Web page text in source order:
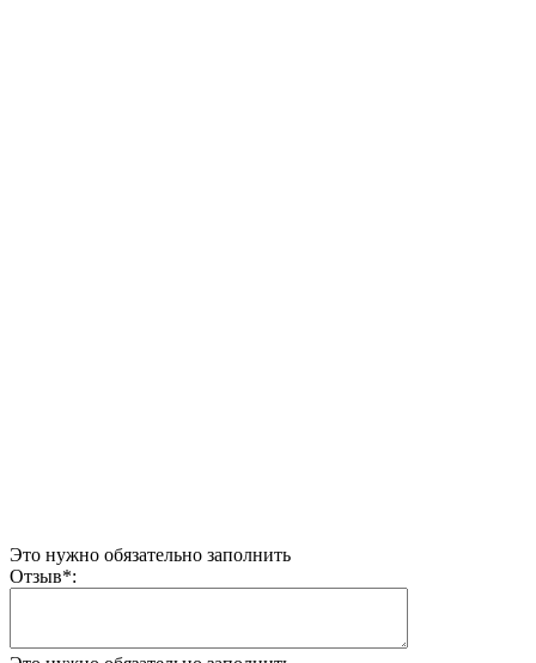
Это нужно обязательно заполнить
Отзыв*: